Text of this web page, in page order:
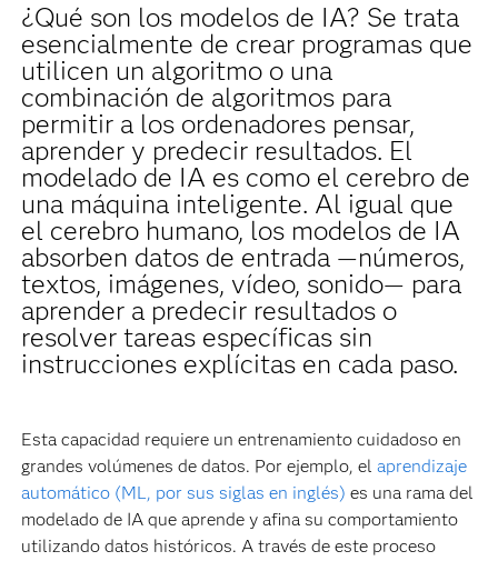
¿Qué son los modelos de IA? Se trata
esencialmente de crear programas que
utilicen un algoritmo o una
combinación de algoritmos para
permitir a los ordenadores pensar,
aprender y predecir resultados. El
modelado de IA es como el cerebro de
una máquina inteligente. Al igual que
el cerebro humano, los modelos de IA
absorben datos de entrada —números,
textos, imágenes, vídeo, sonido— para
aprender a predecir resultados o
resolver tareas específicas sin
instrucciones explícitas en cada paso.
Esta capacidad requiere un entrenamiento cuidadoso en
grandes volúmenes de datos. Por ejemplo, el aprendizaje
automático (ML, por sus siglas en inglés) es una rama del
modelado de IA que aprende y afina su comportamiento
utilizando datos históricos. A través de este proceso